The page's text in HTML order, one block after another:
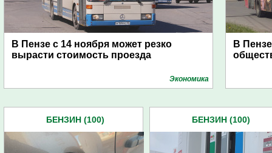
В Пензе с 14 ноября может резко
вырасти стоимость проезда
Экономика
В
БЕНЗИН (100) БЕНЗИН (100)